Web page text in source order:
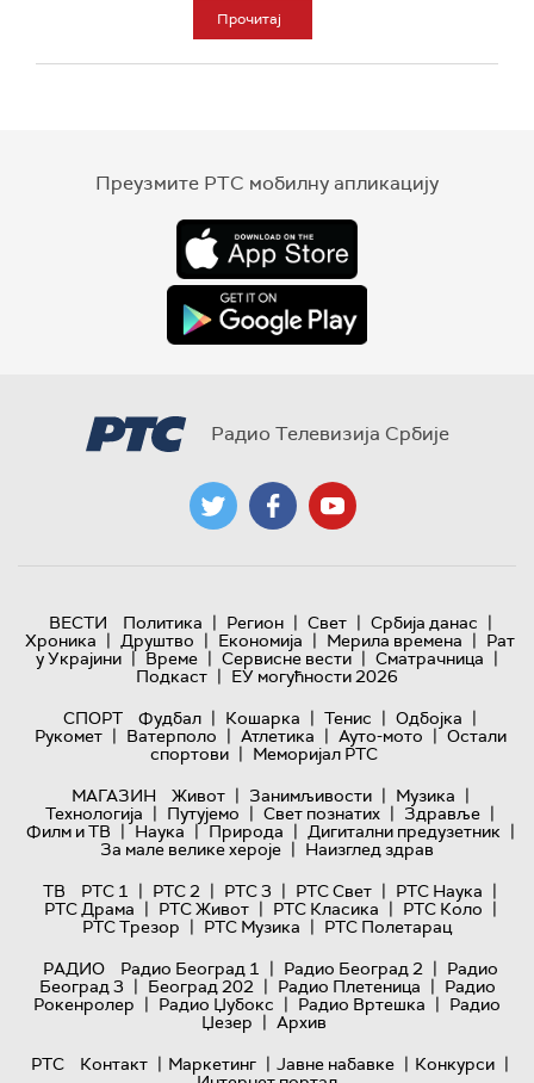
Прочитај
Преузмите РТС мобилну апликацију
Радио Телевизија Србије
ВЕСТИ Политика | Регион | Свет | Србија данас |
Хроника | Друштво | Економија | Мерила времена | Рат
у Украјини | Време | Сервисне вести | Сматрачница |
Подкаст | ЕУ могућности 2026
СПОРТ
Фудбал | Кошарка | Тенис | Одбојка |
Рукомет | Ватерполо | Атлетика | Ауто-мото | Остали
спортови | Меморијал РТС
МАГАЗИН
Живот | Занимљивости | Музика |
Технологијa | Путујемо | Свет познатих | Здравље |
Филм и ТВ | Наука | Природа | Дигитални предузетник |
За мале велике хероје | Наизглед здрав
ТВ
РТС 1 | РТС 2 | РТС 3 | РТС Свет | РТС Наука |
РТС Драма | РТС Живот | РТС Класика | РТС Коло |
РТС Трезор | РТС Музика | РТС Полетарац
РАДИО
Радио Београд 1 | Радио Београд 2 | Радио
Београд 3 | Београд 202 | Радио Плетеница | Радио
Рокенролер | Радио Џубокс | Радио Вртешка | Радио
Џезер | Архив
РТС
Контакт | Маркетинг | Јавне набавке | Конкурси |